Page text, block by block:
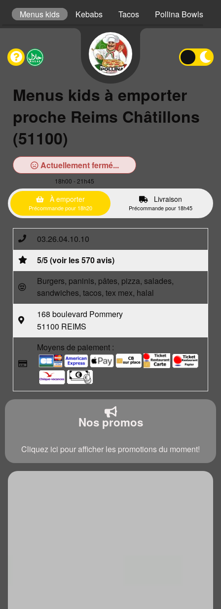
Menus kids Kebabs Tacos Pollina Bowls
Menus kids à emporter
proche Reims Châtillons
(51100)
Actuellement fermé...
18h00 - 21h45
À emporter
Précommande pour 18h20
Livraison
Précommande pour 18h45
03.26.04.10.10
5/5 (voir les 570 avis)
Burgers, paninis, pâtes, pizza, salades,
sandwiches, tacos, tex mex, halal
168 boulevard Pommery
51100 REIMS
Moyens de paiement :
Nos promos
Cliquez ici pour afficher les promotions du moment!